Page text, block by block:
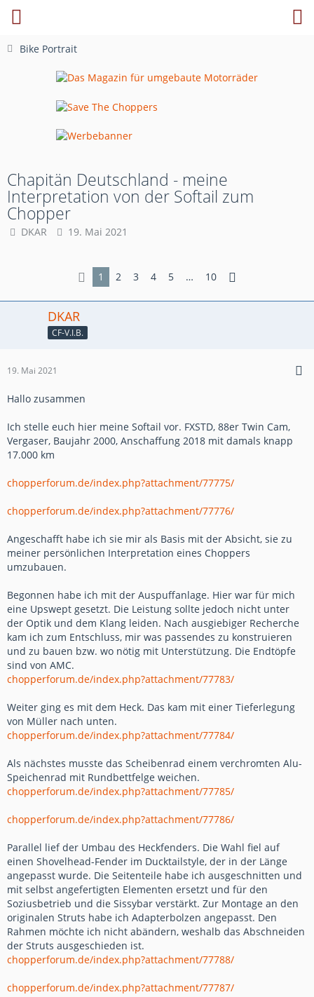
Bike Portrait
Chapitän Deutschland - meine
Interpretation von der Softail zum
Chopper
DKAR 19. Mai 2021
1 2 3 4 5 … 10
DKAR
CF-V.I.B.
19. Mai 2021
Hallo zusammen
Ich stelle euch hier meine Softail vor. FXSTD, 88er Twin Cam,
Vergaser, Baujahr 2000, Anschaffung 2018 mit damals knapp
17.000 km
chopperforum.de/index.php?attachment/77775/
chopperforum.de/index.php?attachment/77776/
Angeschafft habe ich sie mir als Basis mit der Absicht, sie zu
meiner persönlichen Interpretation eines Choppers
umzubauen.
Begonnen habe ich mit der Auspuffanlage. Hier war für mich
eine Upswept gesetzt. Die Leistung sollte jedoch nicht unter
der Optik und dem Klang leiden. Nach ausgiebiger Recherche
kam ich zum Entschluss, mir was passendes zu konstruieren
und zu bauen bzw. wo nötig mit Unterstützung. Die Endtöpfe
sind von AMC.
chopperforum.de/index.php?attachment/77783/
Weiter ging es mit dem Heck. Das kam mit einer Tieferlegung
von Müller nach unten.
chopperforum.de/index.php?attachment/77784/
Als nächstes musste das Scheibenrad einem verchromten Alu-
Speichenrad mit Rundbettfelge weichen.
chopperforum.de/index.php?attachment/77785/
chopperforum.de/index.php?attachment/77786/
Parallel lief der Umbau des Heckfenders. Die Wahl fiel auf
einen Shovelhead-Fender im Ducktailstyle, der in der Länge
angepasst wurde. Die Seitenteile habe ich ausgeschnitten und
mit selbst angefertigten Elementen ersetzt und für den
Soziusbetrieb und die Sissybar verstärkt. Zur Montage an den
originalen Struts habe ich Adapterbolzen angepasst. Den
Rahmen möchte ich nicht abändern, weshalb das Abschneiden
der Struts ausgeschieden ist.
chopperforum.de/index.php?attachment/77788/
chopperforum.de/index.php?attachment/77787/